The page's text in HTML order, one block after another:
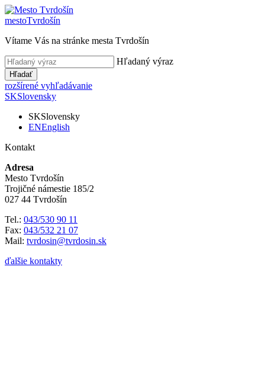
mestoTvrdošín
Vítame Vás na stránke mesta Tvrdošín
Hľadaný výraz
Hľadať
rozšírené vyhľadávanie
SKSlovensky
SKSlovensky
ENEnglish
Kontakt
Adresa
Mesto Tvrdošín
Trojičné námestie 185/2
027 44 Tvrdošín
Tel.: 043/530 90 11
Fax: 043/532 21 07
Mail: tvrdosin@tvrdosin.sk
ďalšie kontakty